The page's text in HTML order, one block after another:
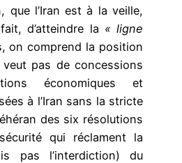
que l’Iran est à la veille,
d’atteindre la « ligne
on comprend la position
pas de concessions
économiques et
à l’Iran sans la stricte
des six résolutions
qui réclament la
pas l’interdiction) du